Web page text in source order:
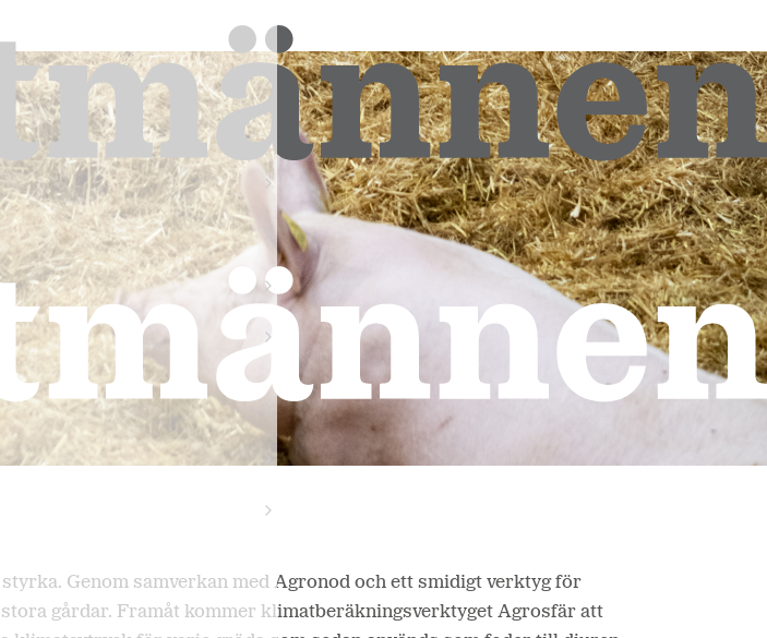
Genom samverkan med Agronod och ett smidigt verktyg för
gårdar. Framåt kommer klimatberäkningsverktyget Agrosfär att